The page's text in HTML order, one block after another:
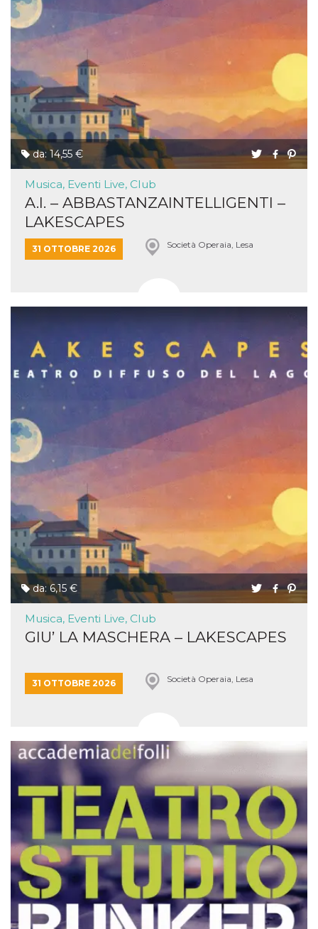
da: 14,55 €
Musica, Eventi Live, Club
A.I. – ABBASTANZAINTELLIGENTI –
LAKESCAPES
31 OTTOBRE 2026 Società Operaia, Lesa
da: 6,15 €
Musica, Eventi Live, Club
GIU’ LA MASCHERA – LAKESCAPES
31 OTTOBRE 2026 Società Operaia, Lesa